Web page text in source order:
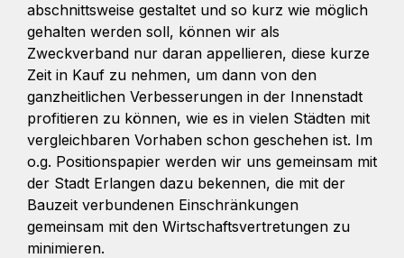
abschnittsweise gestaltet und so kurz wie möglich
gehalten werden soll, können wir als
Zweckverband nur daran appellieren, diese kurze
Zeit in Kauf zu nehmen, um dann von den
ganzheitlichen Verbesserungen in der Innenstadt
profitieren zu können, wie es in vielen Städten mit
vergleichbaren Vorhaben schon geschehen ist. Im
o.g. Positionspapier werden wir uns gemeinsam mit
der Stadt Erlangen dazu bekennen, die mit der
Bauzeit verbundenen Einschränkungen
gemeinsam mit den Wirtschaftsvertretungen zu
minimieren.